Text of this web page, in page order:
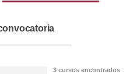
3 cursos encontrados